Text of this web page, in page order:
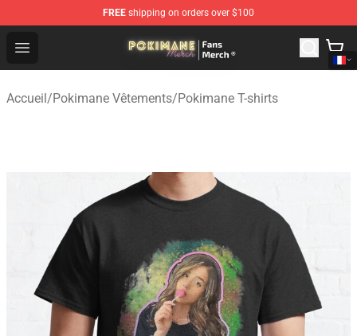
FREE shipping on orders over $100
Open menu
Pokimane Store - Official Pokimane Merchandise Shop
Accueil/Pokimane Vêtements/Pokimane T-shirts